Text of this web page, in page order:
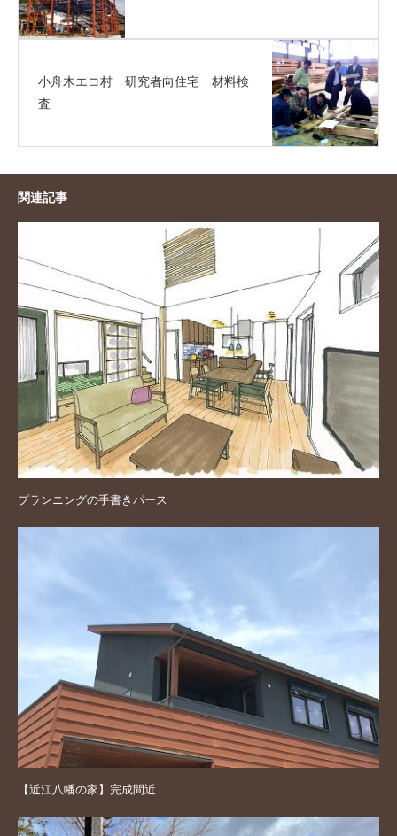
小舟木エコ村 研究者向住宅 材料検
査
関連記事
プランニングの手書きパース
【近江八幡の家】完成間近